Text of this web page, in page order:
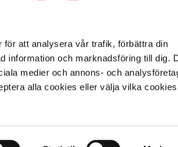
att analysera vår trafik, förbättra din
information och marknadsföring till dig.
medier och annons- och
alla cookies eller välja vilka